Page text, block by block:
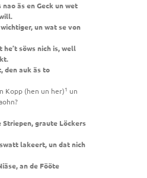
nao äs en Geck un wet
un wat se von
he’t söws nich is, well
den auk äs to
Kopp (hen un her)1 un
Striepen, graute Löckers
lakeert, un dat nich
an de Fööte